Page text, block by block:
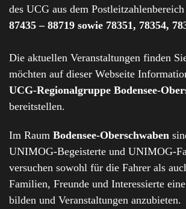
des UCG aus dem Postleitzahlenbereich
87435 – 88719 sowie 78351, 78354,
Die aktuellen Veranstaltungen finden
möchten auf dieser Webseite
UCG-Regionalgruppe Bodensee-
bereitstellen.
Im Raum Bodensee-Oberschwaben
UNIMOG-Begeisterte und UNIMOG-
versuchen sowohl für die Fahrer als
Familien, Freunde und Interessierte
bilden und Veranstaltungen anzubieten.